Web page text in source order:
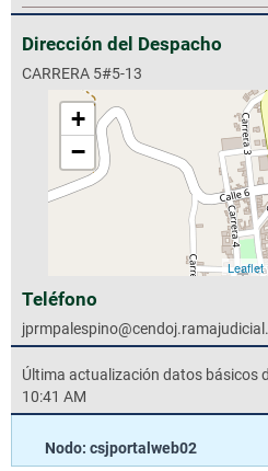
Dirección del Despacho
CARRERA 5#5-13
+
−
Leaflet
Teléfono
Última actualización datos básicos
10:41 AM
Nodo: csjportalweb02